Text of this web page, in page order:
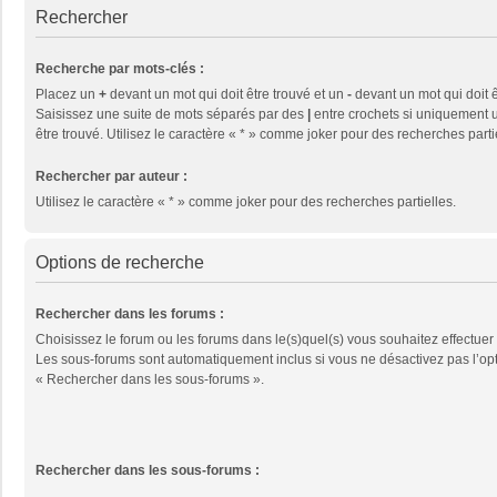
Rechercher
Recherche par mots-clés :
Placez un + devant un mot qui doit être trouvé et un - devant un mot qui doit
Saisissez une suite de mots séparés par des | entre crochets si uniquement
être trouvé. Utilisez le caractère « * » comme joker pour des recherches
Rechercher par auteur :
Utilisez le caractère « * » comme joker pour des recherches partielles.
Options de recherche
Rechercher dans les forums :
Choisissez le forum ou les forums dans le(s)quel(s) vous souhaitez
Les sous-forums sont automatiquement inclus si vous ne désactivez pas
« Rechercher dans les sous-forums ».
Rechercher dans les sous-forums :